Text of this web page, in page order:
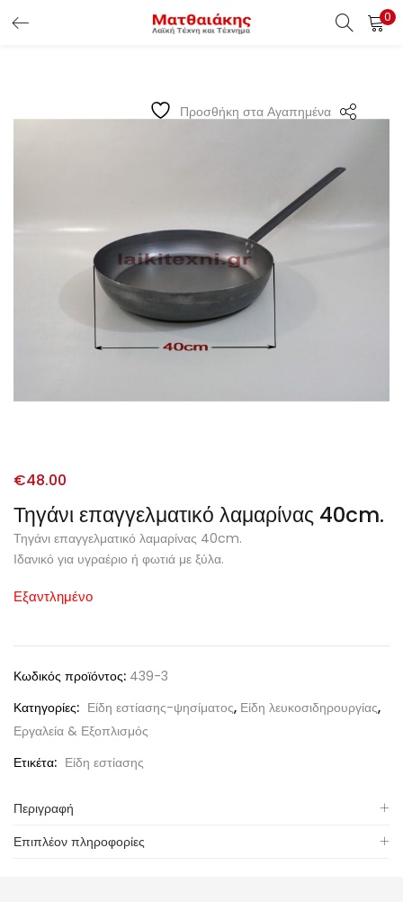
0
Προσθήκη στα Αγαπημένα
Τηγάνι επαγγελματικό λαμαρίνας 40cm.
€48.00
Τηγάνι επαγγελματικό λαμαρίνας 40cm.
Ιδανικό για υγραέριο ή φωτιά με ξύλα.
Εξαντλημένο
Κωδικός προϊόντος: 439-3
Κατηγορίες: Είδη εστίασης-ψησίματος, Είδη λευκοσιδηρουργίας,
Εργαλεία & Εξοπλισμός
Ετικέτα: Είδη εστίασης
Περιγραφή
Επιπλέον πληροφορίες
ΕΊΣΟΔΟΣ ΠΕΛΑΤΏΝ
Υπενθύμιση κωδικού
Είσοδος Πελατών
Χάσατε τον κωδικό σας ?